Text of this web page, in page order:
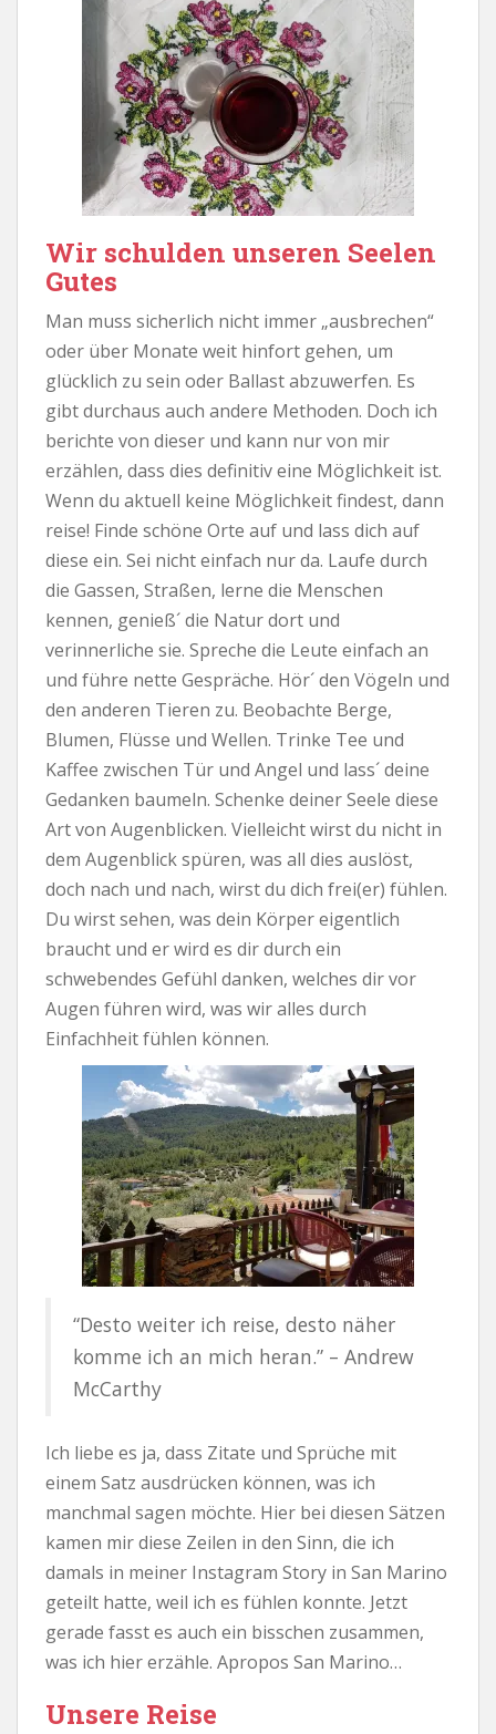
Wir schulden unseren Seelen
Gutes
Man muss sicherlich nicht immer „ausbrechen“
oder über Monate weit hinfort gehen, um
glücklich zu sein oder Ballast abzuwerfen. Es
gibt durchaus auch andere Methoden. Doch ich
berichte von dieser und kann nur von mir
erzählen, dass dies definitiv eine Möglichkeit ist.
Wenn du aktuell keine Möglichkeit findest, dann
reise! Finde schöne Orte auf und lass dich auf
diese ein. Sei nicht einfach nur da. Laufe durch
die Gassen, Straßen, lerne die Menschen
kennen, genieß´ die Natur dort und
verinnerliche sie. Spreche die Leute einfach an
und führe nette Gespräche. Hör´ den Vögeln und
den anderen Tieren zu. Beobachte Berge,
Blumen, Flüsse und Wellen. Trinke Tee und
Kaffee zwischen Tür und Angel und lass´ deine
Gedanken baumeln. Schenke deiner Seele diese
Art von Augenblicken. Vielleicht wirst du nicht in
dem Augenblick spüren, was all dies auslöst,
doch nach und nach, wirst du dich frei(er) fühlen.
Du wirst sehen, was dein Körper eigentlich
braucht und er wird es dir durch ein
schwebendes Gefühl danken, welches dir vor
Augen führen wird, was wir alles durch
Einfachheit fühlen können.
“Desto weiter ich reise, desto näher
komme ich an mich heran.” – Andrew
McCarthy
Ich liebe es ja, dass Zitate und Sprüche mit
einem Satz ausdrücken können, was ich
manchmal sagen möchte. Hier bei diesen Sätzen
kamen mir diese Zeilen in den Sinn, die ich
damals in meiner Instagram Story in San Marino
geteilt hatte, weil ich es fühlen konnte. Jetzt
gerade fasst es auch ein bisschen zusammen,
was ich hier erzähle. Apropos San Marino…
Unsere Reise